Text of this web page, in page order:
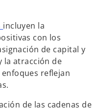
incluyen la
con los
de capital y
la atracción de
enfoques reflejan
de las cadenas de